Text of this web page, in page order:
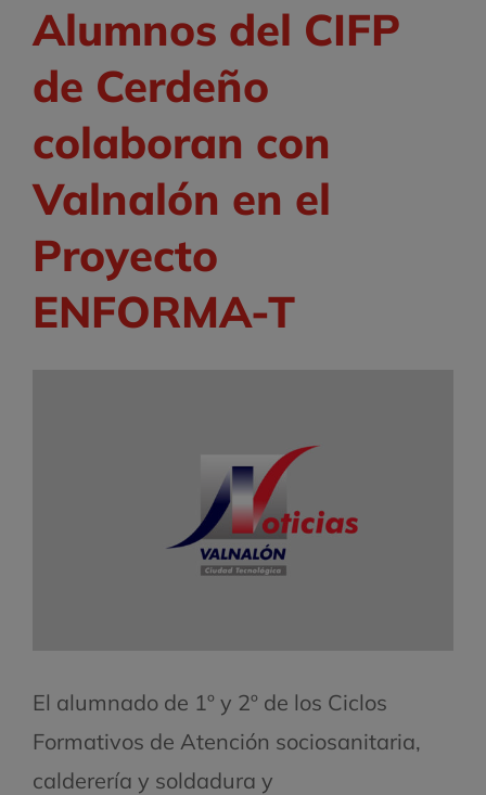
Alumnos del CIFP
de Cerdeño
colaboran con
Valnalón en el
Proyecto
ENFORMA-T
El alumnado de 1º y 2º de los Ciclos
Formativos de Atención sociosanitaria,
calderería y soldadura y